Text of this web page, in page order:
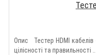
Опис Тестер HDMI кабелів
цілісності та правильності ..